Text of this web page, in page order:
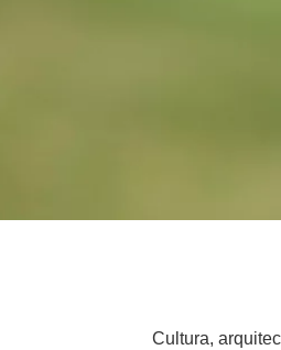
Cultura,